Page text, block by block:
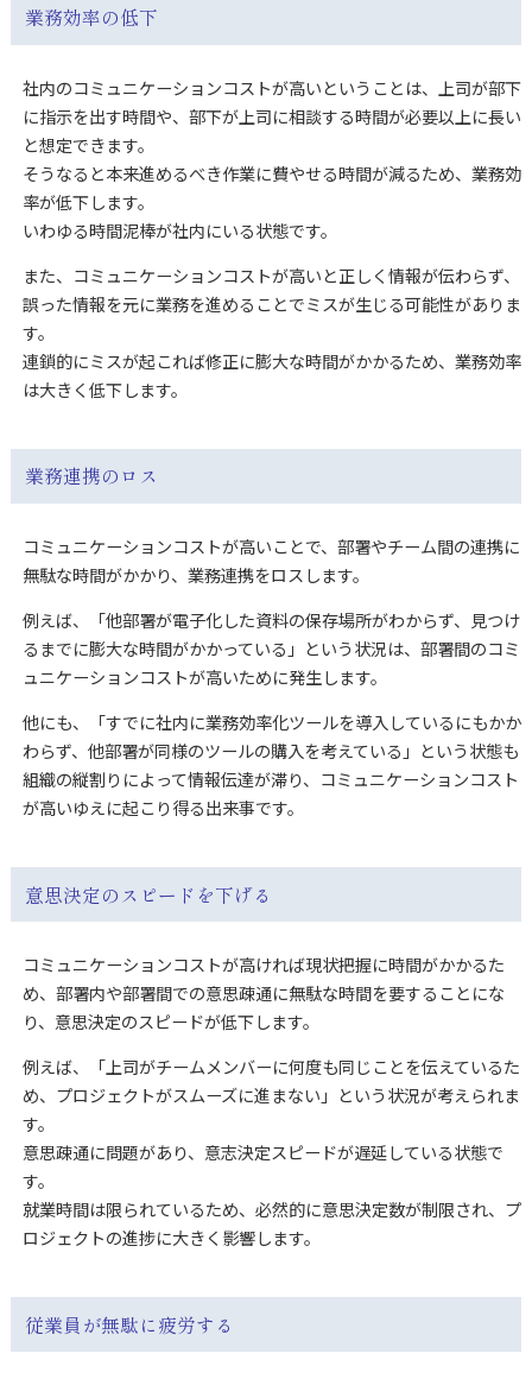
業務効率の低下
社内のコミュニケーションコストが高いということは、上司が部下
に指示を出す時間や、部下が上司に相談する時間が必要以上に長い
と想定できます。
そうなると本来進めるべき作業に費やせる時間が減るため、業務効
率が低下します。
いわゆる時間泥棒が社内にいる状態です。
また、コミュニケーションコストが高いと正しく情報が伝わらず、
誤った情報を元に業務を進めることでミスが生じる可能性がありま
す。
連鎖的にミスが起これば修正に膨大な時間がかかるため、業務効率
は大きく低下します。
業務連携のロス
コミュニケーションコストが高いことで、部署やチーム間の連携に
無駄な時間がかかり、業務連携をロスします。
例えば、「他部署が電子化した資料の保存場所がわからず、見つけ
るまでに膨大な時間がかかっている」という状況は、部署間のコミ
ュニケーションコストが高いために発生します。
他にも、「すでに社内に業務効率化ツールを導入しているにもかか
わらず、他部署が同様のツールの購入を考えている」という状態も
組織の縦割りによって情報伝達が滞り、コミュニケーションコスト
が高いゆえに起こり得る出来事です。
意思決定のスピードを下げる
コミュニケーションコストが高ければ現状把握に時間がかかるた
め、部署内や部署間での意思疎通に無駄な時間を要することにな
り、意思決定のスピードが低下します。
例えば、「上司がチームメンバーに何度も同じことを伝えているた
め、プロジェクトがスムーズに進まない」という状況が考えられま
す。
意思疎通に問題があり、意志決定スピードが遅延している状態で
す。
就業時間は限られているため、必然的に意思決定数が制限され、プ
ロジェクトの進捗に大きく影響します。
従業員が無駄に疲労する